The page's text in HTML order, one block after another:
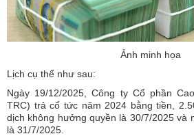
Ảnh minh họa
Lịch cụ thể như sau:
Ngày 19/12/2025, Công ty Cổ phần
TRC) trả cổ tức năm 2024 bằng tiền,
dịch không hưởng quyền là 30/7/2025 và
là 31/7/2025.